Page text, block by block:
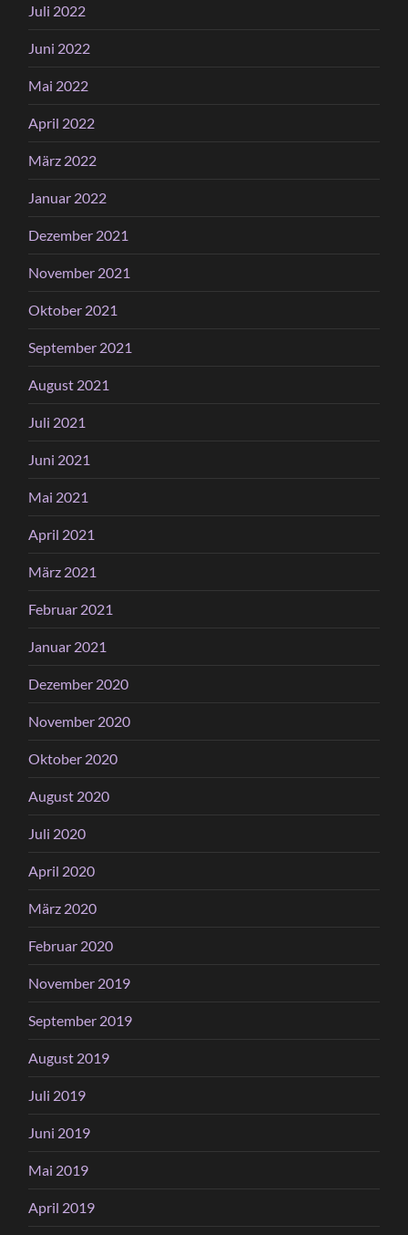
Juli 2022
Juni 2022
Mai 2022
April 2022
März 2022
Januar 2022
Dezember 2021
November 2021
Oktober 2021
September 2021
August 2021
Juli 2021
Juni 2021
Mai 2021
April 2021
März 2021
Februar 2021
Januar 2021
Dezember 2020
November 2020
Oktober 2020
August 2020
Juli 2020
April 2020
März 2020
Februar 2020
November 2019
September 2019
August 2019
Juli 2019
Juni 2019
Mai 2019
April 2019